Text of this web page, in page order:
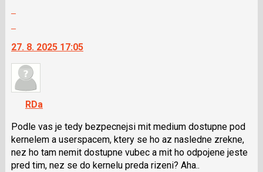
další
nový
názor.
navigaci
lze
použít
i
klávesy
N
27. 8. 2025 17:05
RDa
Podle vas je tedy bezpecnejsi mit medium dostupne pod
kernelem a userspacem, ktery se ho az nasledne zrekne,
nez ho tam nemit dostupne vubec a mit ho odpojene jeste
pred tim, nez se do kernelu preda rizeni? Aha..